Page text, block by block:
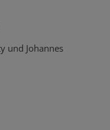
und Johannes